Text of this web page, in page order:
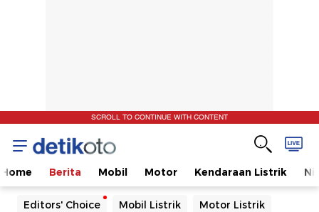
SCROLL TO CONTINUE WITH CONTENT
Home Berita Mobil Motor Kendaraan Listrik
Editors' Choice Mobil Listrik Motor Listrik